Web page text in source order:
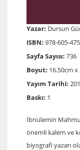
Yazar: Dursun
ISBN: 978-605-
Sayfa Sayısı: 736
Boyut: 16.50cm x
Yayım Tarihi:
Baskı: 1
İbnülemin
önemli kalem ve
biyografi yazarı